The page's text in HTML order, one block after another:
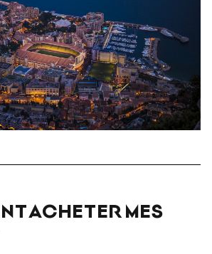
ACHETER MES